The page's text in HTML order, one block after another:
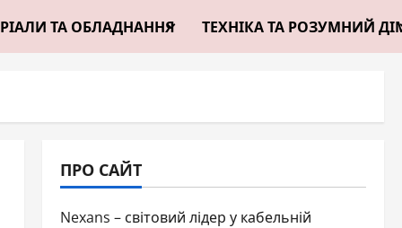
ТА ОБЛАДНАННЯ ТЕХНІКА ТА РОЗУМНИЙ
ПРО САЙТ
Nexans – світовий лідер у кабельній